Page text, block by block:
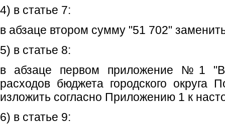
4) в статье 7:
в абзаце втором сумму "51 702"
5) в статье 8:
в абзаце первом приложение №1
расходов бюджета городского округа
изложить согласно Приложению 1 к
6) в статье 9: